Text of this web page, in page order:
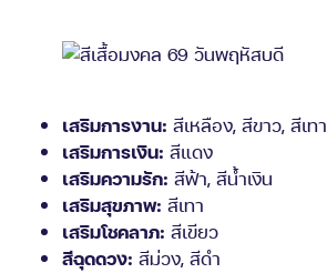
เสริมการงาน: สีเหลือง, สีขาว, สีเทา
เสริมการเงิน: สีแดง
เสริมความรัก: สีฟ้า, สีน้ำเงิน
เสริมสุขภาพ: สีเทา
เสริมโชคลาภ: สีเขียว
สีฉุดดวง: สีม่วง, สีดำ